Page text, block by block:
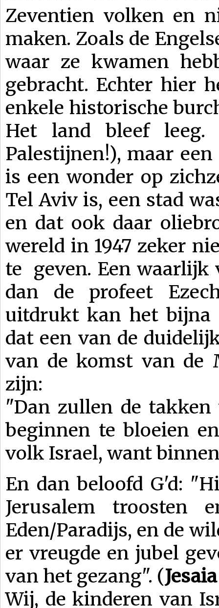
Zeventien volken en
maken. Zoals de
waar ze kwamen
gebracht. Echter hier
enkele historische
Het land bleef leeg.
Palestijnen!), maar
is een wonder op
Tel Aviv is, een stad
en dat ook daar
wereld in 1947 zeker
te geven. Een waarlijk
dan de profeet
uitdrukt kan het bijna
dat een van de
van de komst van de
zijn:
"Dan zullen de
beginnen te bloeien
volk Israel, want
En dan beloofd G'd:
Jerusalem troosten
Eden/Paradijs, en de
er vreugde en jubel
van het gezang". (
Wij, de kinderen van